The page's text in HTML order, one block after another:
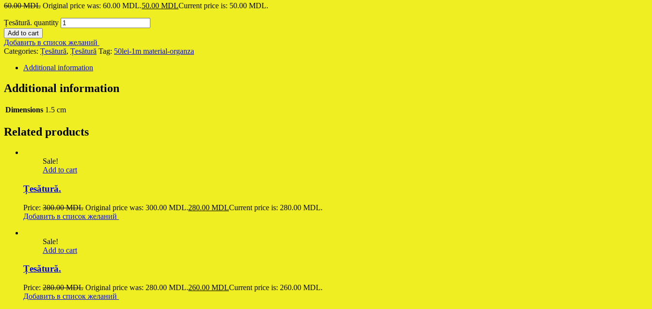
60.00MDL Original price was: 60.00 MDL.50.00 MDLCurrent price is: 50.00 MDL.
Țesătură. quantity
Add to cart
Добавить в список желаний
Categories: Țesătură, Țesătură Tag: 50lei-1m material-organza
Additional information
Additional information
Dimensions 1.5 cm
Related products
Sale!
Add to cart
Țesătură.
Price: 300.00MDL Original price was: 300.00 MDL.280.00 MDLCurrent price is: 280.00 MDL.
Добавить в список желаний
Sale!
Add to cart
Țesătură.
Price: 280.00MDL Original price was: 280.00 MDL.260.00 MDLCurrent price is: 260.00 MDL.
Добавить в список желаний